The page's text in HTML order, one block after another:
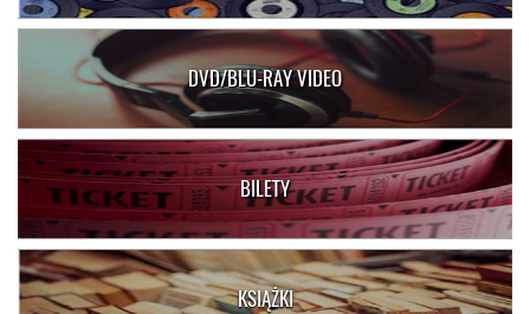
DVD/BLU-RAY VIDEO
BILETY
KSIĄŻKI